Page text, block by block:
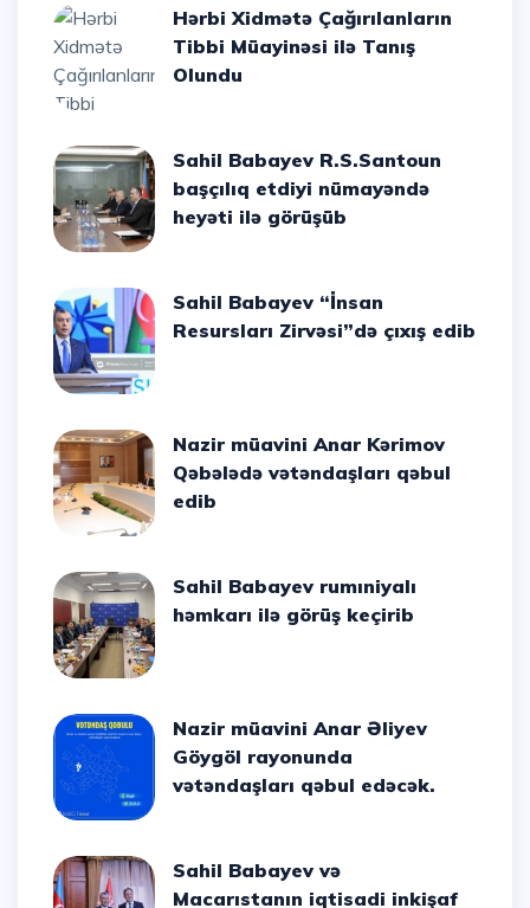
Hərbi Xidmətə Çağırılanların
Tibbi Müayinəsi ilə Tanış
Olundu
Sahil Babayev R.S.Santoun
başçılıq etdiyi nümayəndə
heyəti ilə görüşüb
Sahil Babayev “İnsan
Resursları Zirvəsi”də çıxış edib
Nazir müavini Anar Kərimov
Qəbələdə vətəndaşları qəbul
edib
Sahil Babayev rumıniyalı
həmkarı ilə görüş keçirib
Nazir müavini Anar Əliyev
Göygöl rayonunda
vətəndaşları qəbul edəcək.
Sahil Babayev və
Macarıstanın iqtisadi inkişaf